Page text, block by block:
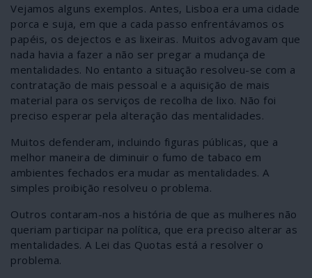
Vejamos alguns exemplos. Antes, Lisboa era uma cidade
porca e suja, em que a cada passo enfrentávamos os
papéis, os dejectos e as lixeiras. Muitos advogavam que
nada havia a fazer a não ser pregar a mudança de
mentalidades. No entanto a situação resolveu-se com a
contratação de mais pessoal e a aquisição de mais
material para os serviços de recolha de lixo. Não foi
preciso esperar pela alteração das mentalidades.
Muitos defenderam, incluindo figuras públicas, que a
melhor maneira de diminuir o fumo de tabaco em
ambientes fechados era mudar as mentalidades. A
simples proibição resolveu o problema.
Outros contaram-nos a história de que as mulheres não
queriam participar na política, que era preciso alterar as
mentalidades. A Lei das Quotas está a resolver o
problema.